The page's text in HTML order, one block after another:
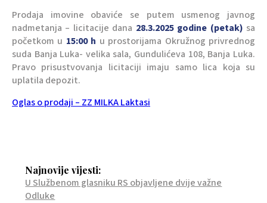
Prodaja imovine obaviće se putem usmenog javnog
nadmetanja – licitacije dana 28.3.2025 godine (petak) sa
početkom u 15:00 h u prostorijama Okružnog privrednog
suda Banja Luka- velika sala, Gundulićeva 108, Banja Luka.
Pravo prisustvovanja licitaciji imaju samo lica koja su
uplatila depozit.
Oglas o prodaji – ZZ MILKA Laktasi
Najnovije vijesti:
U Službenom glasniku RS objavljene dvije važne
Odluke